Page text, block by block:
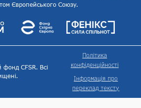
Європейського Союзу.
CFSR. Всі
Політика
конфіденційності
Інформація про
переклад тексту